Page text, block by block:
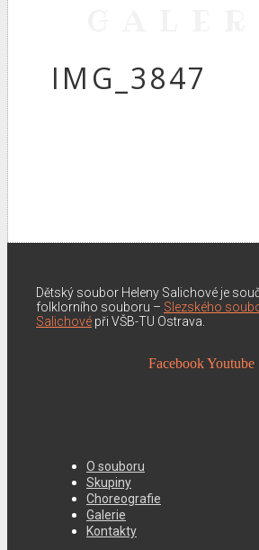
IMG_3847
Dětský soubor Heleny Salichové je
folklorního souboru – Slezského
Salichové při VŠB-TU Ostrava.
FacebookYoutube
O souboru
Skupiny
Choreografie
Galerie
Kontakty